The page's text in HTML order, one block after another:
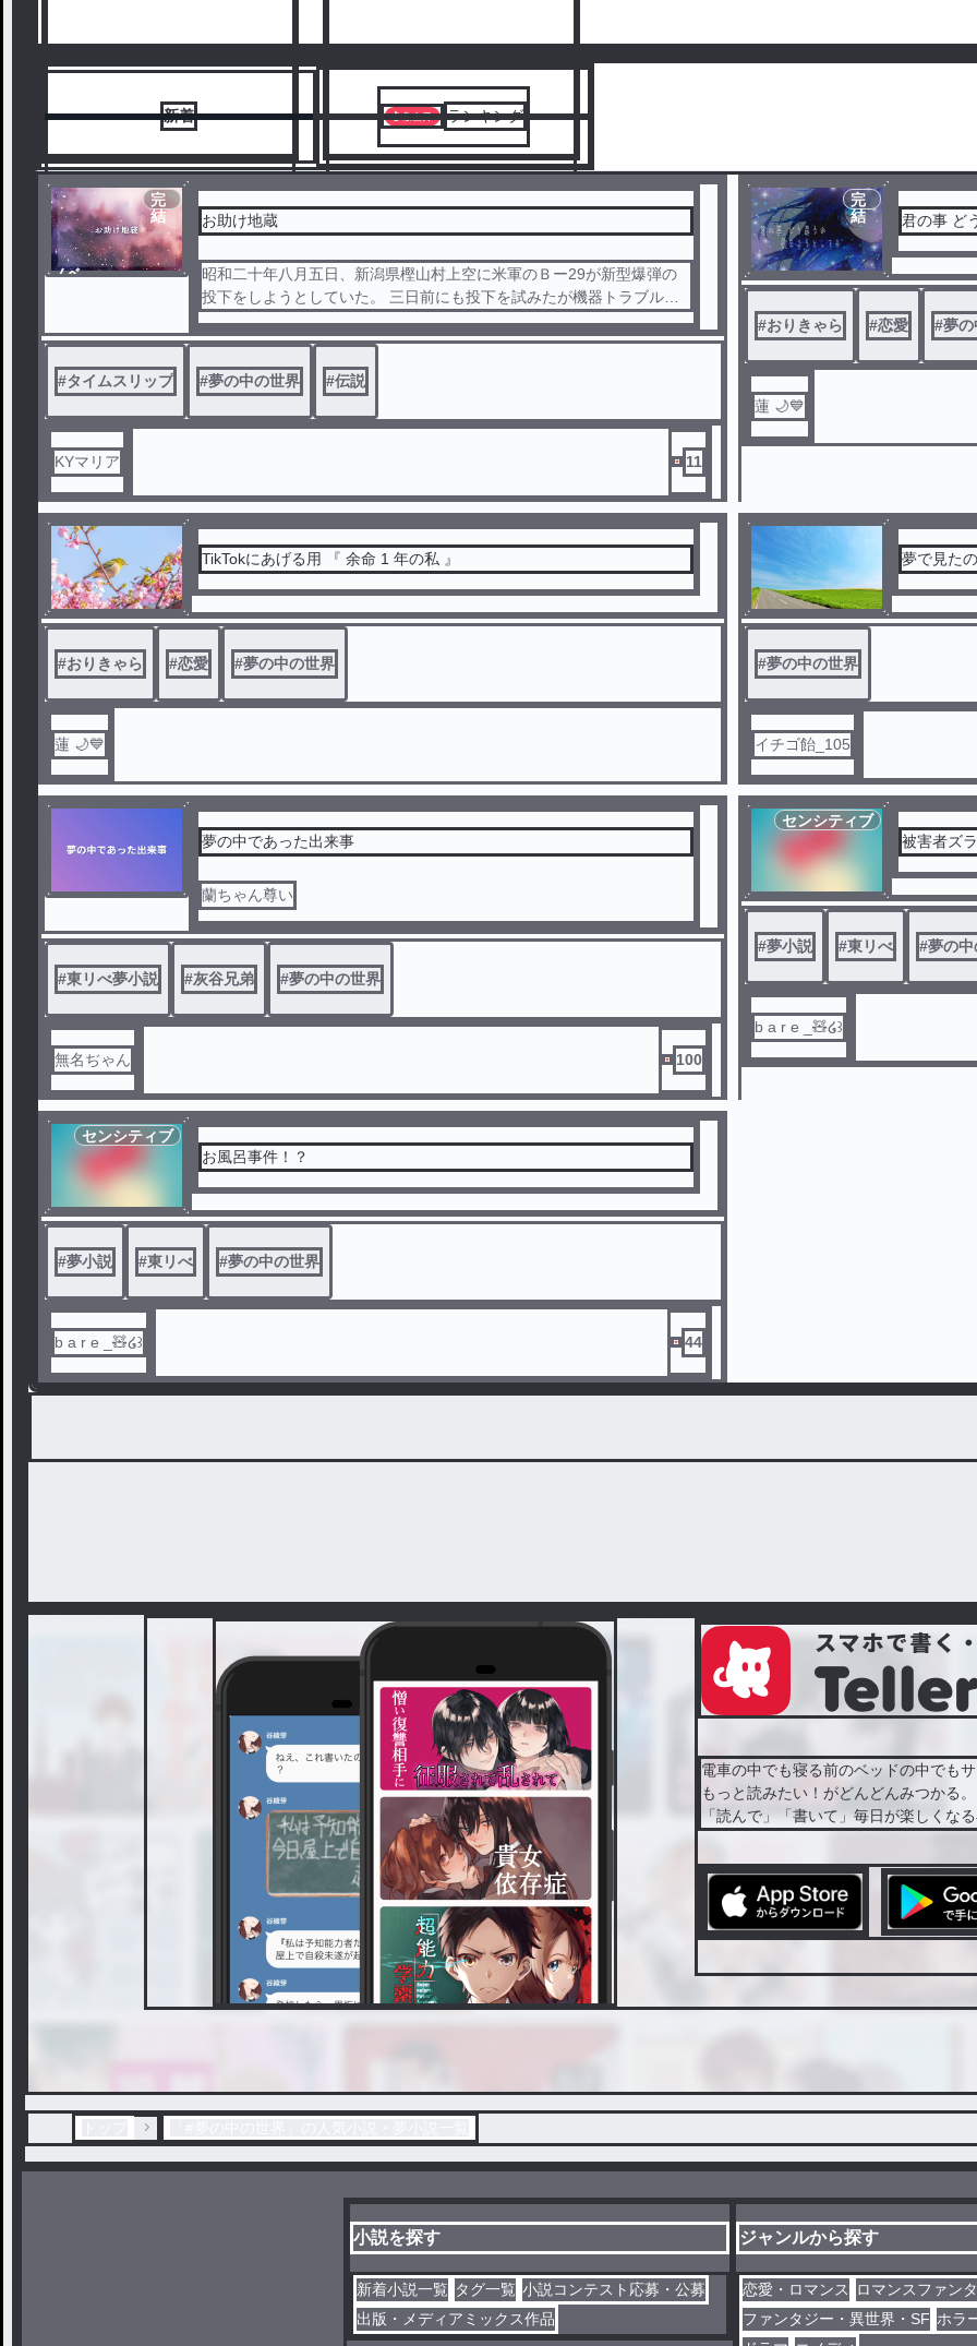
「ここは呪われてるぜ！」
機長ジョンソンの怯える言葉だ
った。
不可思議な現象にＢー29爆撃機
は樫山村への新型爆弾投下を諦
め撤退した。
生立川恭介は、土曜日に爺ちゃ
スリップし、その時代を生きる
という不思議な能力の持ち主だ
った。 その不思議な体験から、
この長閑な村に、人間の世界で
は覚束ない凄い力があることを
知る。 それは昔から伝わる伝説
のお助け地蔵だった。
7
新着 ランキング
ノベ
完
結
お助け地蔵
昭和二十年八月五日、新潟県樫山村上空に米軍のＢー29が新型爆弾の
投下をしようとしていた。 三日前にも投下を試みたが機器トラブルで
回避したばかりだった。 今回こそは必ず投下という上層部の指示で意
気込みは強かったが、投下の指示と同時にエンジンが停止、 中止する
と復帰という何度も同じ現象が･･･。
「ここは呪われてるぜ！」
機長ジョンソンの怯える言葉だった。
不可思議な現象にＢー29爆撃機は樫山村への新型爆弾投下を諦め撤退
樫山村に住む平成生まれの小学生立川恭介は、土曜日に爺ちゃんの家に
泊まり昔話を聞きながら眠りつくと、夢の中でタイムスリップし、その
時代を生きるという不思議な能力の持ち主だった。 その不思議な体験
から、この長閑な村に、人間の世界では覚束ない凄い力があることを知
る。 それは昔から伝わる伝説のお助け地蔵だった。
#タイムスリップ #夢の中の世界 #伝説
KYマリア 11
完
結
君の事 ど
#おりきゃら #恋愛 #夢の
蓮 🌙💙
TikTokにあげる用 『 余命 1 年の私 』
#おりきゃら #恋愛 #夢の中の世界
蓮 🌙💙
夢で見た
#夢の中の世界
イチゴ飴_105
夢の中であった出来事
蘭ちゃん尊い
#東リべ夢小説 #灰谷兄弟 #夢の中の世界
無名ぢゃん 100
センシティブ
被害者ズラ
#夢小説 #東リべ #夢の
b a r e _🧸‪‪໒꒱
センシティブ
お風呂事件！？
#夢小説 #東リべ #夢の中の世界
b a r e _🧸‪‪໒꒱ 44
電車の中でも寝る前のベッドの中でもサ
もっと読みたい！がどんどんみつかる。
「読んで」「書いて」毎日が楽しくな
小説を探す
新着小説一覧 タグ一覧 小説コンテスト応募・公募
出版・メディアミックス作品
ジャンルから探す
恋愛・ロマンス
ロマンスファン
ファンタジー・異世界・SF ホラ